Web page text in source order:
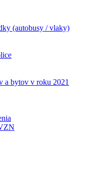
(autobusy / vlaky)
a bytov v roku 2021